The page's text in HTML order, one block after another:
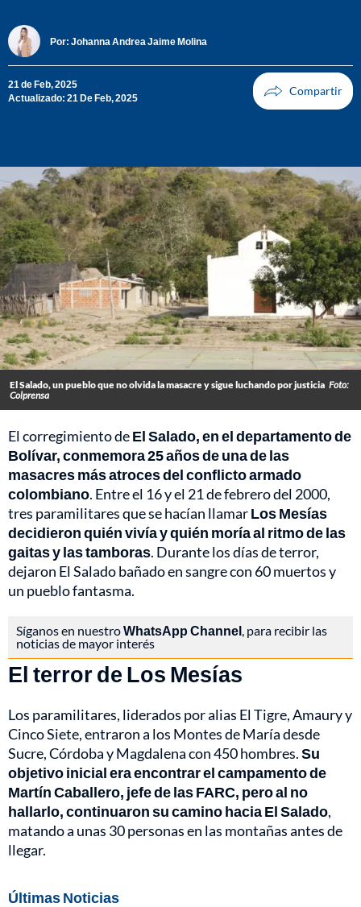
Por: Johanna Andrea Jaime Molina
21 de Feb, 2025
Actualizado: 21 De Feb, 2025
El Salado, un pueblo que no olvida la masacre y sigue luchando por justicia Foto:
Colprensa
El corregimiento deEl Salado, en el departamento de
Bolívar, conmemora 25 años de una de las
masacres más atroces del conflicto armado
colombiano. Entre el 16 y el 21 de febrero del 2000,
tres paramilitares que se hacían llamarLos Mesías
decidieron quién vivía y quién moría al ritmo de las
gaitas y las tamboras. Durante los días de terror,
dejaron El Salado bañado en sangre con 60 muertos y
un pueblo fantasma.
Síganos en nuestroWhatsApp Channel , para recibir las
noticias de mayor interés
El terror de Los Mesías
Los paramilitares, liderados por alias El Tigre, Amaury y
Cinco Siete, entraron a los Montes de María desde
Sucre, Córdoba y Magdalena con 450 hombres.Su
objetivo inicial era encontrar el campamento de
Martín Caballero, jefe de las FARC, pero al no
hallarlo, continuaron su camino hacia El Salado,
matando a unas 30 personas en las montañas antes de
llegar.
Últimas Noticias